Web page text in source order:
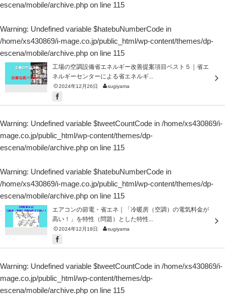
escena/mobile/archive.php on line 115
Warning: Undefined variable $hatebuNumberCode in
/home/xs430869/i-mage.co.jp/public_html/wp-content/themes/dp-
escena/mobile/archive.php on line 115
工場の空調設備省エネルギー改善提案項目ベスト５｜省エ
ネルギーセンターによる省エネルギ...
2024年12月26日 sugiyama
Warning: Undefined variable $tweetCountCode in /home/xs430869/i-
mage.co.jp/public_html/wp-content/themes/dp-
escena/mobile/archive.php on line 115
Warning: Undefined variable $hatebuNumberCode in
/home/xs430869/i-mage.co.jp/public_html/wp-content/themes/dp-
escena/mobile/archive.php on line 115
エアコンの節電・省エネ｜「冷暖房（空調）の電気料金が
高い！」を特性（問題）とした特性...
2024年12月18日 sugiyama
Warning: Undefined variable $tweetCountCode in /home/xs430869/i-
mage.co.jp/public_html/wp-content/themes/dp-
escena/mobile/archive.php on line 115